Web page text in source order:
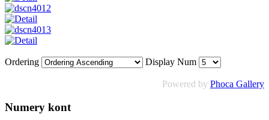
Ordering Display Num
Powered by Phoca Gallery
Numery kont